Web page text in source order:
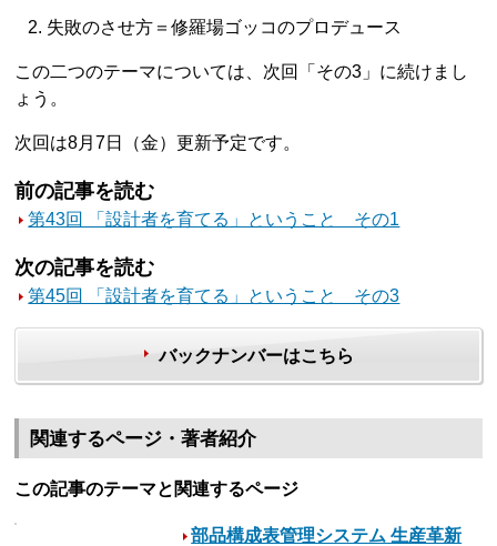
失敗のさせ方＝修羅場ゴッコのプロデュース
この二つのテーマについては、次回「その3」に続けまし
ょう。
次回は8月7日（金）更新予定です。
前の記事を読む
第43回 「設計者を育てる」ということ その1
次の記事を読む
第45回 「設計者を育てる」ということ その3
バックナンバーはこちら
関連するページ・著者紹介
この記事のテーマと関連するページ
部品構成表管理システム 生産革新